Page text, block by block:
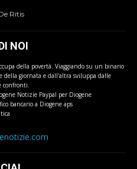
Ritis
NOI
della povertà. Viaggiando su un binario
della giornata e dall'altra sviluppa dalle
confronti.
Notizie Paypal per Diogene
bancario a Diogene aps